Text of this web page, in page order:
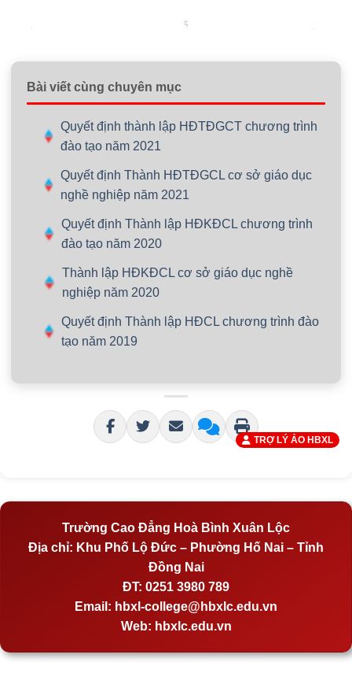
Bài viết cùng chuyên mục
Quyết định thành lập HĐTĐGCT chương trình
đào tạo năm 2021
Quyết định Thành HĐTĐGCL cơ sở giáo dục
nghề nghiệp năm 2021
Quyết định Thành lập HĐKĐCL chương trình
đào tạo năm 2020
Thành lập HĐKĐCL cơ sở giáo dục nghề
nghiệp năm 2020
Quyết định Thành lập HĐCL chương trình đào
tạo năm 2019
Trường Cao Đẳng Hoà Bình Xuân Lộc
Địa chỉ: Khu Phố Lộ Đức – Phường Hố Nai – Tỉnh
Đồng Nai
ĐT: 0251 3980 789
Email: hbxl-college@hbxlc.edu.vn
Web: hbxlc.edu.vn
TRỢ LÝ ẢO HBXL